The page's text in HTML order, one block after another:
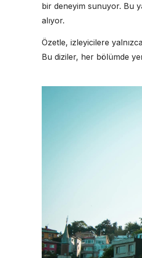
bir deneyim sunuyor. Bu
alıyor.
Özetle, izleyicilere
Bu diziler, her bölümde